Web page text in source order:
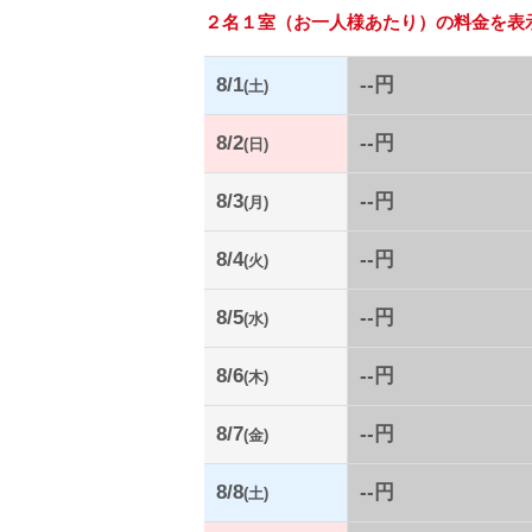
２名１室 （お一人様あたり）の料金を
8/1(土) --円
8/2(日) --円
8/3(月) --円
8/4(火) --円
8/5(水) --円
8/6(木) --円
8/7(金) --円
8/8(土) --円